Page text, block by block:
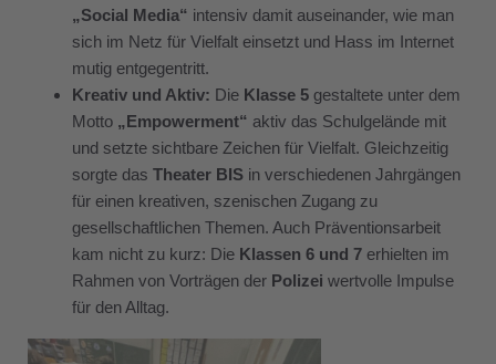
„Social Media“ intensiv damit auseinander, wie man
sich im Netz für Vielfalt einsetzt und Hass im Internet
mutig entgegentritt.
Kreativ und Aktiv: Die Klasse 5 gestaltete unter dem
Motto „Empowerment“ aktiv das Schulgelände mit
und setzte sichtbare Zeichen für Vielfalt. Gleichzeitig
sorgte das Theater BIS in verschiedenen Jahrgängen
für einen kreativen, szenischen Zugang zu
gesellschaftlichen Themen. Auch Präventionsarbeit
kam nicht zu kurz: Die Klassen 6 und 7 erhielten im
Rahmen von Vorträgen der Polizei wertvolle Impulse
für den Alltag.